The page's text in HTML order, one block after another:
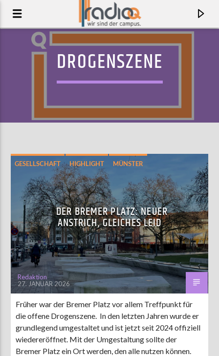
AKTUELLER TRACK
MIMBRENOS
COCHEMEA
AKTUELLE SENDUNG
MOEBIUS
00:00 09:00
ZU HÖREN IN Münster 90,9 MHz Steinfurt103,9 MHz
DROGENSZENE
GESELLSCHAFT HIGHLIGHT MÜNSTER
DER BREMER PLATZ: NEUER
ANSTRICH, GLEICHES LEID
Redaktion
27. JANUAR 2026
Früher war der Bremer Platz vor allem Treffpunkt für
die offene Drogenszene. In den letzten Jahren wurde er
grundlegend umgestaltet und ist jetzt seit 2024 offiziell
wiedereröffnet. Mit der Umgestaltung sollte der
Bremer Platz ein Ort werden, den alle nutzen können.